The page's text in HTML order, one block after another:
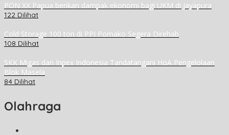
PON XX Papua berikan dampak ekonomi bagi UKM di Jayapura
122 Dilihat
Cold Storage 100 ton di PPI Pomako Segera Direhab
108 Dilihat
SKK Migas dan Inpex Indonesia Tandatangani HoA Pengelolaan
Blok Masela
84 Dilihat
Olahraga